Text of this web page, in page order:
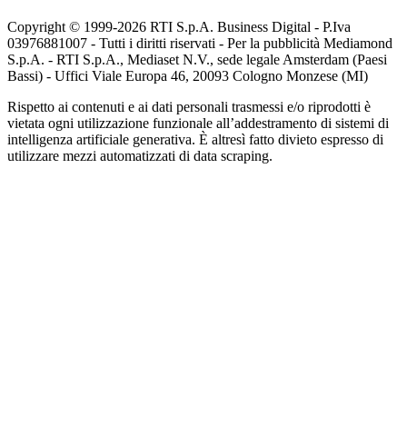
Copyright © 1999-2026 RTI S.p.A. Business Digital - P.Iva
03976881007 - Tutti i diritti riservati - Per la pubblicità Mediamond
S.p.A. - RTI S.p.A., Mediaset N.V., sede legale Amsterdam (Paesi
Bassi) - Uffici Viale Europa 46, 20093 Cologno Monzese (MI)
Rispetto ai contenuti e ai dati personali trasmessi e/o riprodotti è
vietata ogni utilizzazione funzionale all’addestramento di sistemi di
intelligenza artificiale generativa. È altresì fatto divieto espresso di
utilizzare mezzi automatizzati di data scraping.